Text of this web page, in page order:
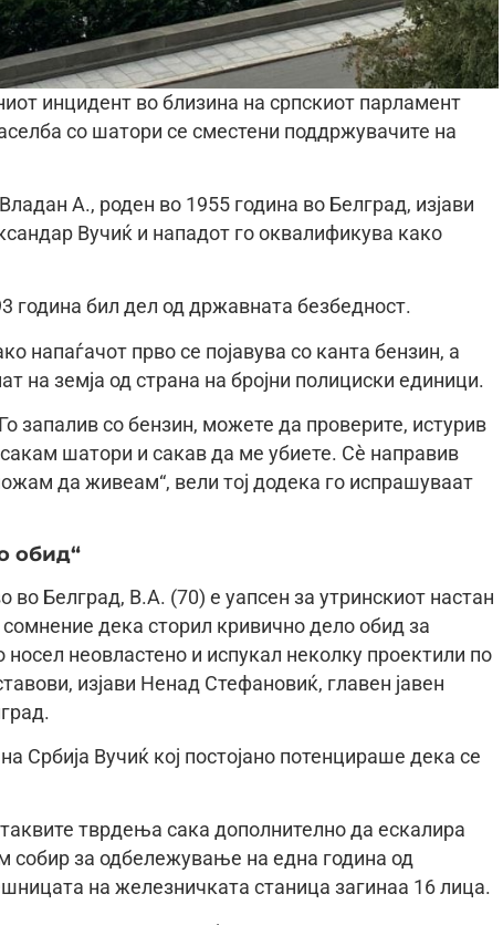
инцидент во близина на српскиот парламент
со шатори се сместени поддржувачите на
А., роден во 1955 година во Белград, изјави
Вучиќ и нападот го оквалификува како
година бил дел од државната безбедност.
напаѓачот прво се појавува со канта бензин, а
на земја од страна на бројни полициски единици.
запалив со бензин, можете да проверите, истурив
шатори и сакав да ме убиете. Сè направив
да живеам“, вели тој додека го испрашуваат
обид“
Белград, В.А. (70) е уапсен за утринскиот настан
дека сторил кривично дело обид за
неовластено и испукал неколку проектили по
изјави Ненад Стефановиќ, главен јавен
Србија Вучиќ кој постојано потенцираше дека се
тврдења сака дополнително да ескалира
собир за одбележување на една година од
на железничката станица загинаа 16 лица.